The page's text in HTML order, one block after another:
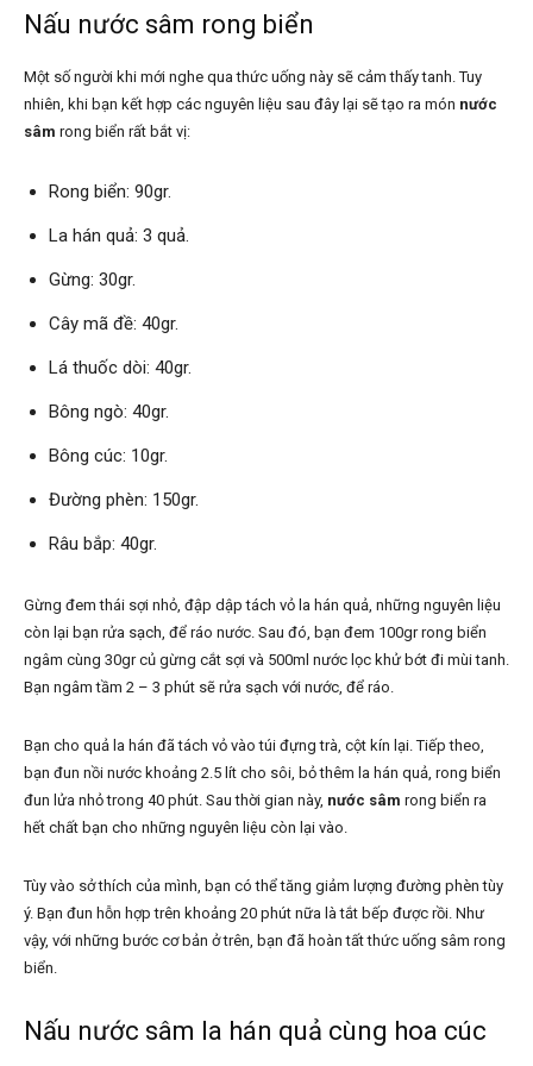
Nấu nước sâm rong biển
Một số người khi mới nghe qua thức uống này sẽ cảm thấy tanh. Tuy
nhiên, khi bạn kết hợp các nguyên liệu sau đây lại sẽ tạo ra món nước
sâm rong biển rất bắt vị:
Rong biển: 90gr.
La hán quả: 3 quả.
Gừng: 30gr.
Cây mã đề: 40gr.
Lá thuốc dòi: 40gr.
Bông ngò: 40gr.
Bông cúc: 10gr.
Đường phèn: 150gr.
Râu bắp: 40gr.
Gừng đem thái sợi nhỏ, đập dập tách vỏ la hán quả, những nguyên liệu
còn lại bạn rửa sạch, để ráo nước. Sau đó, bạn đem 100gr rong biển
ngâm cùng 30gr củ gừng cắt sợi và 500ml nước lọc khử bớt đi mùi tanh.
Bạn ngâm tầm 2 – 3 phút sẽ rửa sạch với nước, để ráo.
Bạn cho quả la hán đã tách vỏ vào túi đựng trà, cột kín lại. Tiếp theo,
bạn đun nồi nước khoảng 2.5 lít cho sôi, bỏ thêm la hán quả, rong biển
đun lửa nhỏ trong 40 phút. Sau thời gian này, nước sâm rong biển ra
hết chất bạn cho những nguyên liệu còn lại vào.
Tùy vào sở thích của mình, bạn có thể tăng giảm lượng đường phèn tùy
ý. Bạn đun hỗn hợp trên khoảng 20 phút nữa là tắt bếp được rồi. Như
vậy, với những bước cơ bản ở trên, bạn đã hoàn tất thức uống sâm rong
biển.
Nấu nước sâm la hán quả cùng hoa cúc